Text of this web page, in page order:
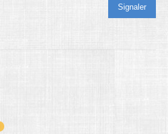
Signaler